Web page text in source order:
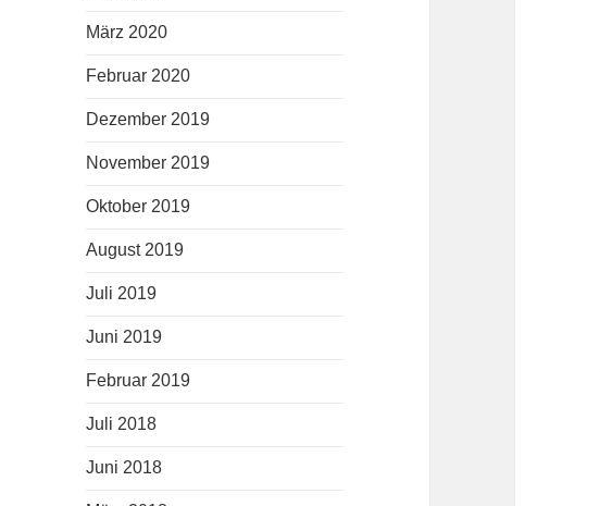
März 2020
Februar 2020
Dezember 2019
November 2019
Oktober 2019
August 2019
Juli 2019
Juni 2019
Februar 2019
Juli 2018
Juni 2018